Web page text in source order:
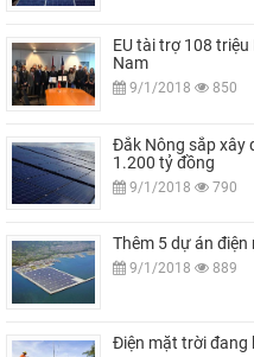
EU tài trợ 108
Nam
9/1/2018 850
Đắk Nông sắp xây
1.200 tỷ đồng
9/1/2018 790
Thêm 5 dự án
9/1/2018 889
Điện mặt trời đang